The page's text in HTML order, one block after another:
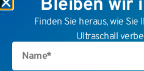
Bleiben wir
Finden Sie heraus, wie
Ultraschall